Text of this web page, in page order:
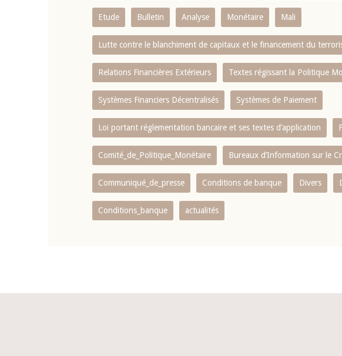
Etude Bulletin Analyse Monétaire Mali
Lutte contre le blanchiment de capitaux et le financement du
Relations Financières Extérieurs Textes régissant la Politique
Systèmes Financiers Décentralisés Systèmes de Paiement
Loi portant réglementation bancaire et ses textes d’application
Comité_de_Politique_Monétaire Bureaux d’Information sur le
Communiqué_de_presse Conditions de banque Divers
Conditions_banque actualités